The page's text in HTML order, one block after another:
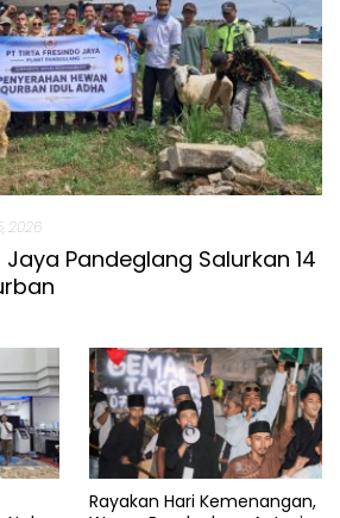
2026
Jaya Pandeglang Salurkan 14
Rayakan Hari Kemenangan,